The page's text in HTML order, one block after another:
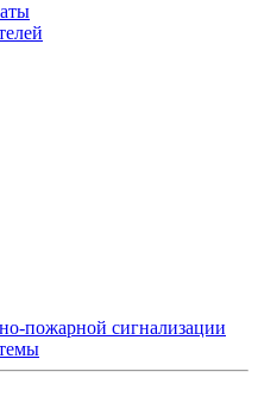
пожарной сигнализации